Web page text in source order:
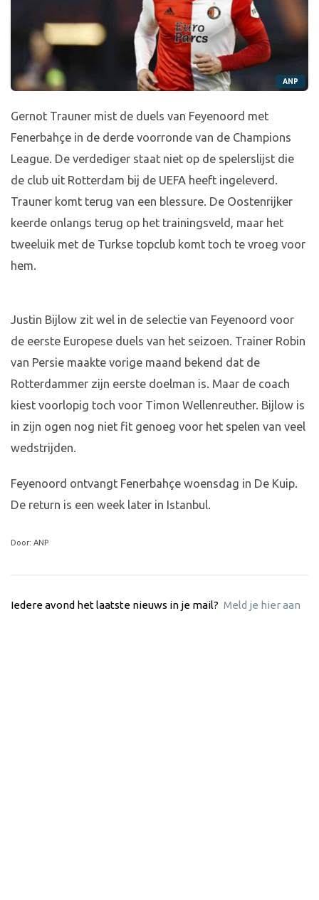
ANP
Gernot Trauner mist de duels van Feyenoord met
Fenerbahçe in de derde voorronde van de Champions
League. De verdediger staat niet op de spelerslijst die
de club uit Rotterdam bij de UEFA heeft ingeleverd.
Trauner komt terug van een blessure. De Oostenrijker
keerde onlangs terug op het trainingsveld, maar het
tweeluik met de Turkse topclub komt toch te vroeg voor
hem.
Justin Bijlow zit wel in de selectie van Feyenoord voor
de eerste Europese duels van het seizoen. Trainer Robin
van Persie maakte vorige maand bekend dat de
Rotterdammer zijn eerste doelman is. Maar de coach
kiest voorlopig toch voor Timon Wellenreuther. Bijlow is
in zijn ogen nog niet fit genoeg voor het spelen van veel
wedstrijden.
Feyenoord ontvangt Fenerbahçe woensdag in De Kuip.
De return is een week later in Istanbul.
Door: ANP
Iedere avond het laatste nieuws in je mail? Meld je hier aan